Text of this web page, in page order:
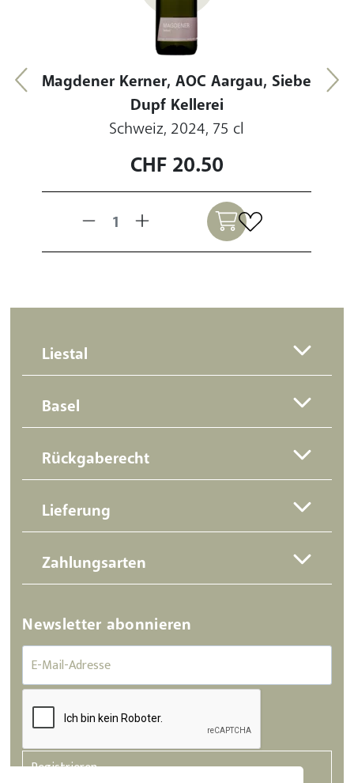
Magdener Kerner, AOC Aargau, Siebe
Dupf Kellerei
Schweiz, 2024, 75 cl
CHF 20.50
Liestal
Basel
Rückgaberecht
Lieferung
Zahlungsarten
Newsletter abonnieren
Registrieren